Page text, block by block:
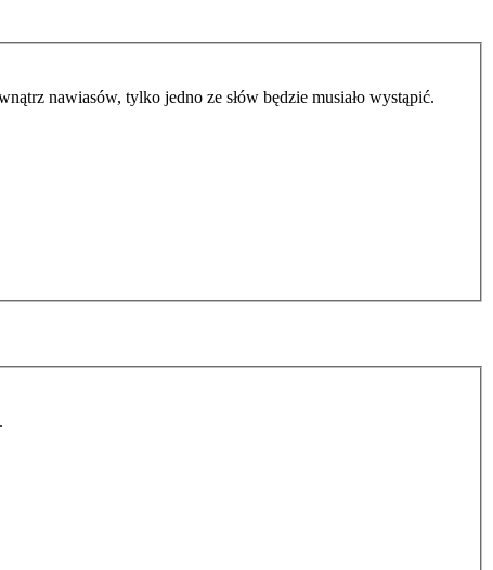
nawiasów, tylko jedno ze słów będzie musiało wystąpić.